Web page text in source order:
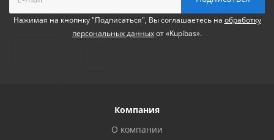
Нажимая на кнопнку "Подписаться", Вы соглашаетесь на обработку
персональных данныхот «Kupibas».
Компания
О компании